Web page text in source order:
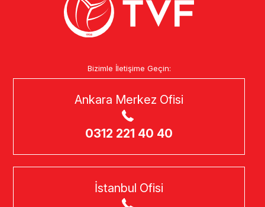
Bizimle İletişime Geçin:
Ankara Merkez Ofisi
0312 221 40 40
İstanbul Ofisi